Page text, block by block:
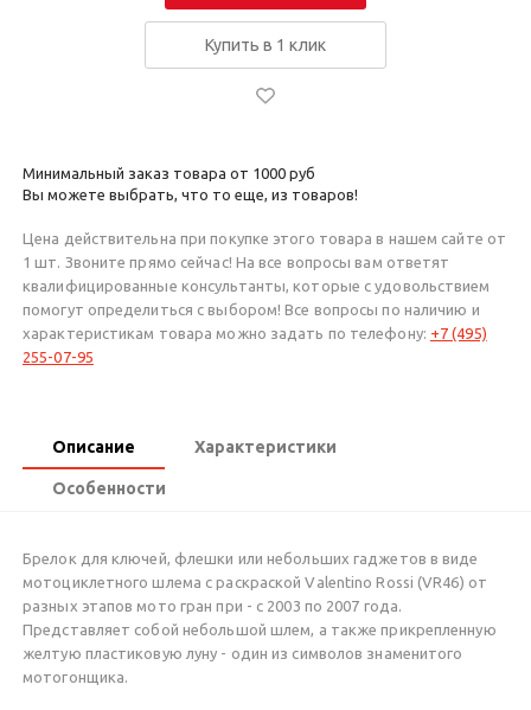
Купить в 1 клик
Минимальный заказ товара от 1000 руб
Вы можете выбрать, что то еще, из товаров!
Цена действительна при покупке этого товара в нашем сайте от
1 шт. Звоните прямо сейчас! На все вопросы вам ответят
квалифицированные консультанты, которые с удовольствием
помогут определиться с выбором! Все вопросы по наличию и
характеристикам товара можно задать по телефону: +7 (495)
255-07-95
Описание Характеристики
Особенности
Брелок для ключей, флешки или небольших гаджетов в виде
мотоциклетного шлема с раскраской Valentino Rossi (VR46) от
разных этапов мото гран при - с 2003 по 2007 года.
Представляет собой небольшой шлем, а также прикрепленную
желтую пластиковую луну - один из символов знаменитого
мотогонщика.